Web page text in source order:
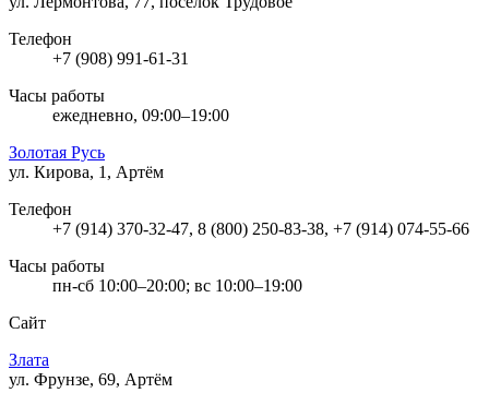
Телефон
+7 (908) 991-61-31
Часы работы
ежедневно, 09:00–19:00
Золотая Русь
ул. Кирова, 1, Артём
Телефон
+7 (914) 370-32-47, 8 (800) 250-83-38, +7 (914) 074-55-66
Часы работы
пн-сб 10:00–20:00; вс 10:00–19:00
Сайт
Злата
ул. Фрунзе, 69, Артём